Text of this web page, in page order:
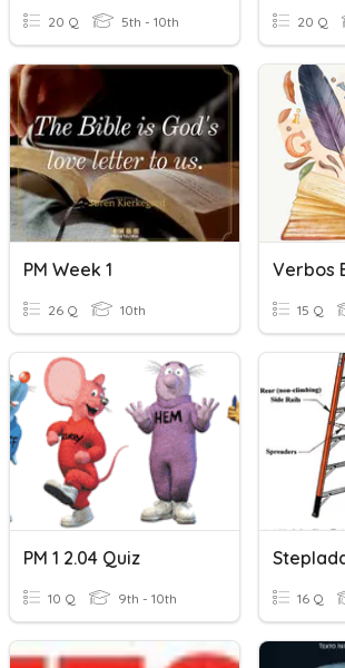
20 Q 5th - 10th 20 Q
PM Week 1
26 Q 10th 15 Q
PM 1 2.04 Quiz
10 Q 9th - 10th 16 Q